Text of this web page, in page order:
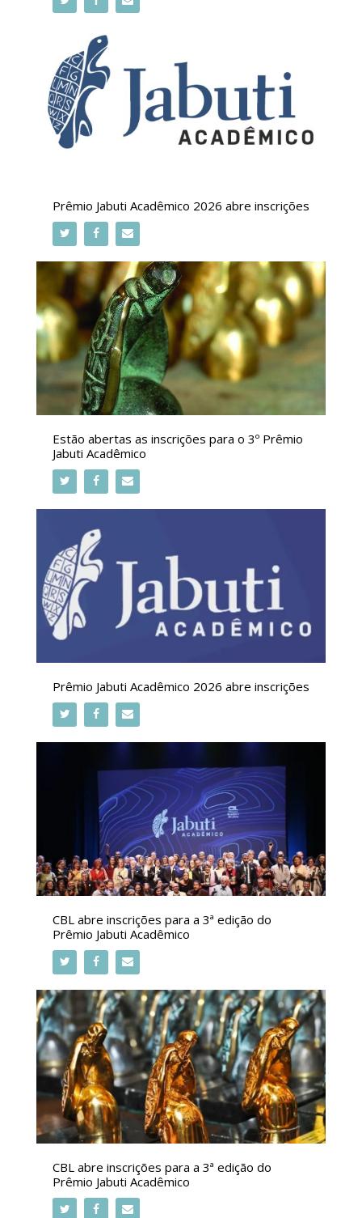
Prêmio Jabuti Acadêmico 2026 abre inscrições
Estão abertas as inscrições para o 3º Prêmio
Jabuti Acadêmico
Prêmio Jabuti Acadêmico 2026 abre inscrições
CBL abre inscrições para a 3ª edição do
Prêmio Jabuti Acadêmico
CBL abre inscrições para a 3ª edição do
Prêmio Jabuti Acadêmico